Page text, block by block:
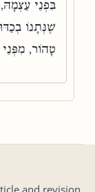
בִּפְנֵי
שֶׁנְּתָנוֹ
טָהוֹר,
and revision